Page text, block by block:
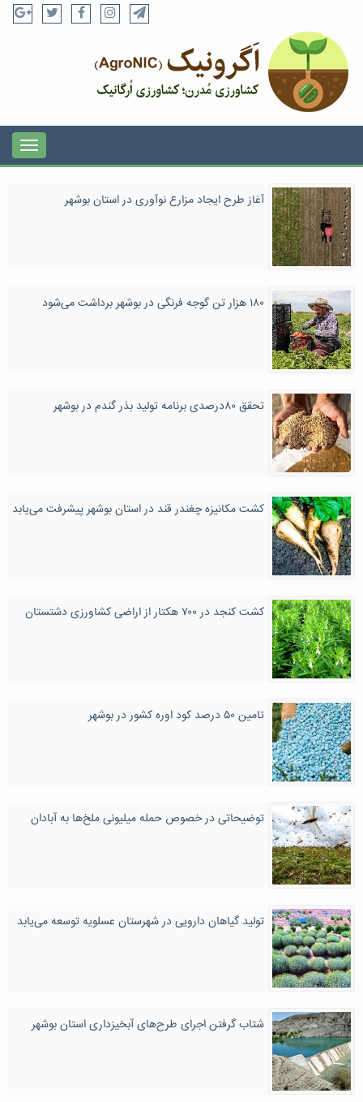
آغاز طرح ایجاد مزارع نوآوری در استان بوشهر
۱۸۰ هزار تن گوجه فرنگی در بوشهر برداشت می‌شود
تحقق ۸۰درصدی برنامه تولید بذر گندم در بوشهر
کشت مکانیزه چغندر قند در استان بوشهر پیشرفت می‌یابد
کشت کنجد در ۷۰۰ هکتار از اراضی کشاورزی دشتستان
تامین ۵۰ درصد کود اوره کشور در بوشهر
توضیحاتی در خصوص حمله میلیونی ملخ‌ها به آبادان
تولید گیاهان دارویی در شهرستان عسلویه توسعه می‌یابد
شتاب گرفتن اجرای طرح‌های آبخیزداری استان بوشهر